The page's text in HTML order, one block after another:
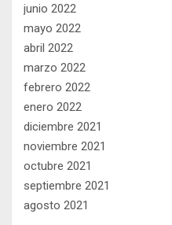
junio 2022
mayo 2022
abril 2022
marzo 2022
febrero 2022
enero 2022
diciembre 2021
noviembre 2021
octubre 2021
septiembre 2021
agosto 2021